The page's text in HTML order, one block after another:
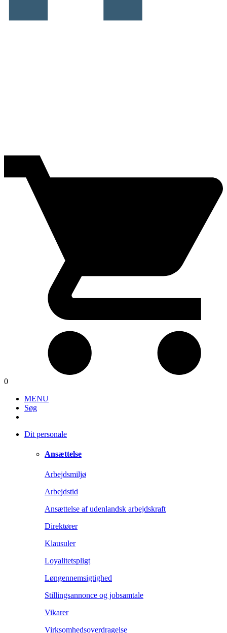
0
MENU
Søg
Dit personale
Ansættelse
Arbejdsmiljø
Arbejdstid
Ansættelse af udenlandsk arbejdskraft
Direktører
Klausuler
Loyalitetspligt
Løngennemsigtighed
Stillingsannonce og jobsamtale
Vikarer
Virksomhedsoverdragelse